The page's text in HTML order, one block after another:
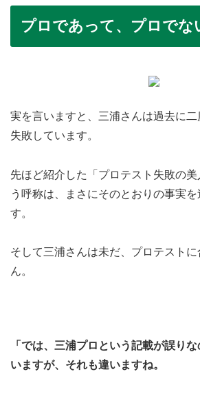
プロであって、プロでな
実を言いますと、三浦さんは過去に
失敗しています。
先ほど紹介した「プロテスト失敗の
う呼称は、まさにそのとおりの事実
す。
そして三浦さんは未だ、プロテスト
ん。
「では、三浦プロという記載が誤り
いますが、それも違いますね。